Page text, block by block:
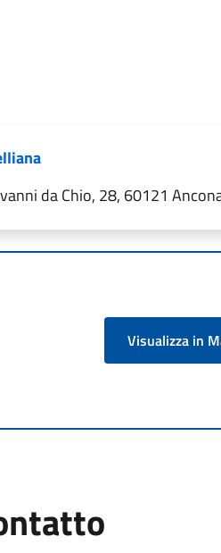
da Chio, 28, 60121
Visualizza in